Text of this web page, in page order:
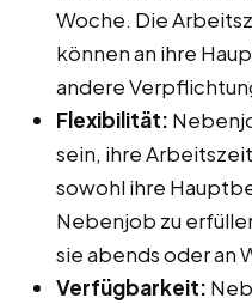
Woche. Die
können an ihre
andere
Flexibilität:
sein, ihre
sowohl ihre
Nebenjob zu
sie abends oder an
Verfügbarkeit: